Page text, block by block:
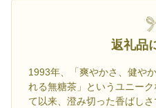
返礼品
1993年、「爽やかさ、健や
れる無糖茶」というユニー
て以来、澄み切った香ばし